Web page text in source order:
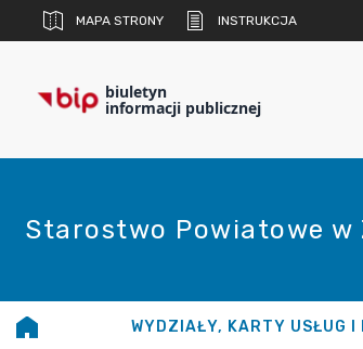
MAPA STRONY INSTRUKCJA
biuletyn
informacji publicznej
Starostwo Powiatowe w
WYDZIAŁY, KARTY USŁUG I